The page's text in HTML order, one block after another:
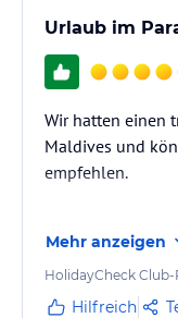
Urlaub im
Wir hatten einen
Maldives und
empfehlen.
unseren
stets freundlichen
Rashed, der uns
Mehr anzeigen
HolidayCheck
Hilfreich